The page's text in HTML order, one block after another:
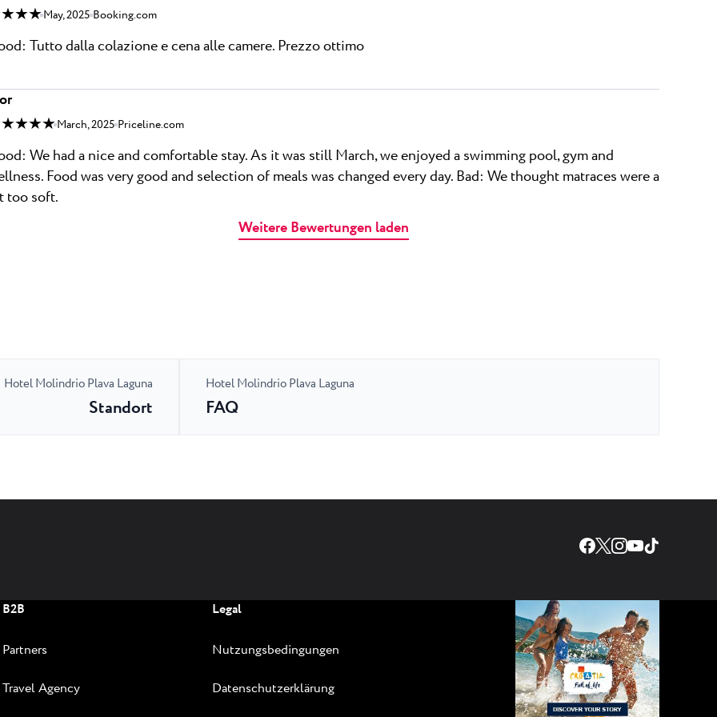
★ ★ May, 2025 Booking.com
Tutto dalla colazione e cena alle camere. Prezzo ottimo
★ ★ ★ March, 2025 Priceline.com
We had a nice and comfortable stay. As it was still March, we enjoyed a swimming pool, gym and
Food was very good and selection of meals was changed every day. Bad: We thought matraces were a
too soft.
Weitere Bewertungen laden
Hotel Molindrio Plava Laguna
Standort
Hotel Molindrio Plava Laguna
FAQ
B2B
Partners
Travel Agency
Legal
Nutzungsbedingungen
Datenschutzerklärung